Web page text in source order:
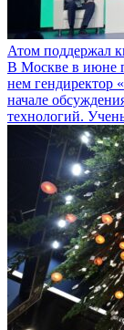
Атом поддержал
В Москве в июне
нем гендиректор
начале
технологий.